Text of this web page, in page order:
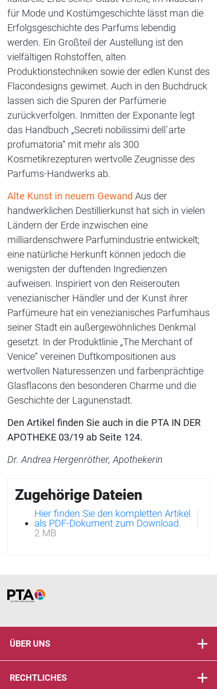
für Mode und Kostümgeschichte lässt man die
Erfolgsgeschichte des Parfums lebendig
werden. Ein Großteil der Austellung ist den
vielfältigen Rohstoffen, alten
Produktionstechniken sowie der edlen Kunst des
Flacondesigns gewimet. Auch in den Buchdruck
lassen sich die Spuren der Parfümerie
zurückverfolgen. Inmitten der Exponante legt
das Handbuch „Secreti nobilissimi dell`arte
profumatoria“ mit mehr als 300
Kosmetikrezepturen wertvolle Zeugnisse des
Parfums-Handwerks ab.
Alte Kunst in neuem Gewand Aus der
handwerklichen Destillierkunst hat sich in vielen
Ländern der Erde inzwischen eine
milliardenschwere Parfumindustrie entwickelt;
eine natürliche Herkunft können jedoch die
wenigsten der duftenden Ingredienzen
aufweisen. Inspiriert von den Reiserouten
venezianischer Händler und der Kunst ihrer
Parfümeure hat ein venezianisches Parfumhaus
seiner Stadt ein außergewöhnliches Denkmal
gesetzt. In der Produktlinie „The Merchant of
Venice“ vereinen Duftkompositionen aus
wertvollen Naturessenzen und farbenprächtige
Glasflacons den besonderen Charme und die
Geschichte der Lagunenstadt.
Den Artikel finden Sie auch in die PTA IN DER
APOTHEKE 03/19 ab Seite 124.
Dr. Andrea Hergenröther, Apothekerin
Zugehörige Dateien
Hier finden Sie den kompletten Artikel
als PDF-Dokument zum Download.
2 MB
Home
ÜBER UNS
RECHTLICHES